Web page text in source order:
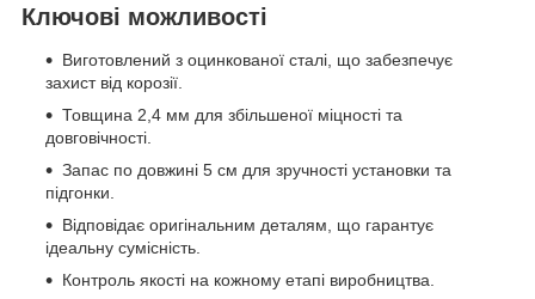
Ключові можливості
Виготовлений з оцинкованої сталі, що забезпечує
захист від корозії.
Товщина 2,4 мм для збільшеної міцності та
довговічності.
Запас по довжині 5 см для зручності установки та
підгонки.
Відповідає оригінальним деталям, що гарантує
ідеальну сумісність.
Контроль якості на кожному етапі виробництва.